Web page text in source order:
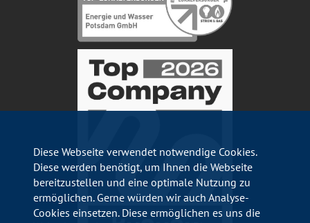
Diese Webseite verwendet notwendige Cookies.
Diese werden benötigt, um Ihnen die Webseite
bereitzustellen und eine optimale Nutzung zu
ermöglichen. Gerne würden wir auch Analyse-
Cookies einsetzen. Diese ermöglichen es uns die